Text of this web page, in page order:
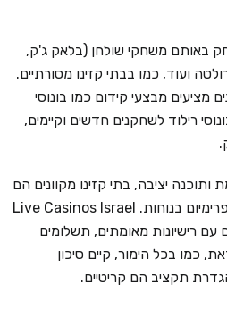
באותם משחקי שולחן (בלאק ג'ק,
ועוד, כמו בבתי קזינו מסורתיים.
מציעים מבצעי קידום כמו בונוסי
רילוד לשחקנים חדשים וקיימים,
יציבה, בתי קזינו מקוונים הם
דרך מצוינת ליהנות ממשחקי פרימיום בנוחות. Live Casinos Israel
רישיונות מאומתים, תשלומים
כמו בכל הימור, קיים סיכון
תקציב הם קריטיים.